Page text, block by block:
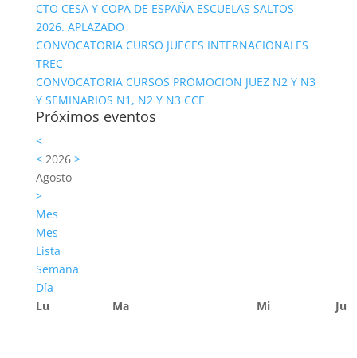
CTO CESA Y COPA DE ESPAÑA ESCUELAS SALTOS
2026. APLAZADO
CONVOCATORIA CURSO JUECES INTERNACIONALES
TREC
CONVOCATORIA CURSOS PROMOCION JUEZ N2 Y N3
Y SEMINARIOS N1, N2 Y N3 CCE
Próximos eventos
<
<2026 >
Agosto
>
Mes
Mes
Lista
Semana
Día
Lu
Ma Mi Ju